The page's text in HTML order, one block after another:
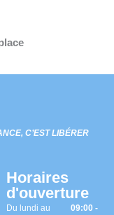
C’EST LIBÉRER
Horaires
d'ouverture
Du lundi au
09:00 -